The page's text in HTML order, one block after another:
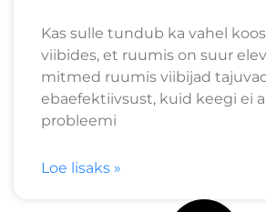
Kas sulle tundub ka vahel
viibides, et ruumis on suur
mitmed ruumis viibijad
ebaefektiivsust, kuid keegi ei
probleemi
Loe lisaks »